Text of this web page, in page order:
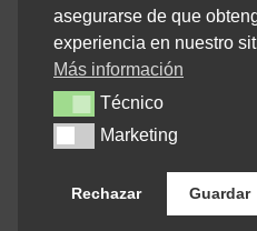
asegurarse de que
experiencia en nuestro
Más información
TécnicoTécnico
MarketingMarketing
Rechazar Guardar